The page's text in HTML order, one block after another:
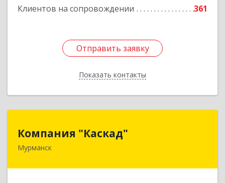
Клиентов на сопровождении 361
Отправить заявку
Показать контакты
Отправить заявку
Назад
Компания "Каскад"
Мурманск
183038, Мурманская обл, Мурманск г, Бабикова